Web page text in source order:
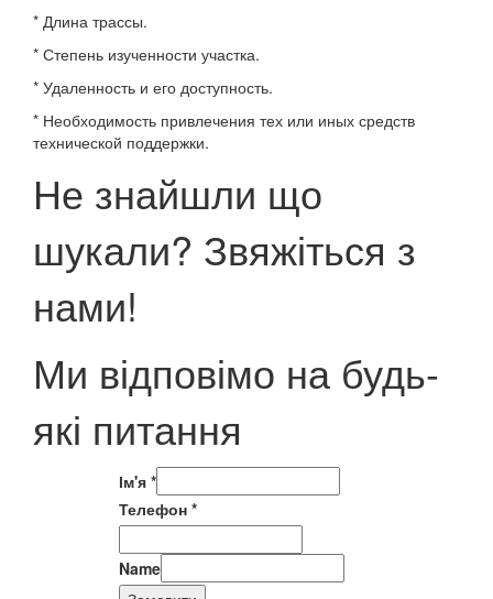
* Длина трассы.
* Степень изученности участка.
* Удаленность и его доступность.
* Необходимость привлечения тех или иных средств
технической поддержки.
Не знайшли що
шукали? Звяжіться з
нами!
Ми відповімо на будь-
які питання
Ім'я *
Телефон *
Name